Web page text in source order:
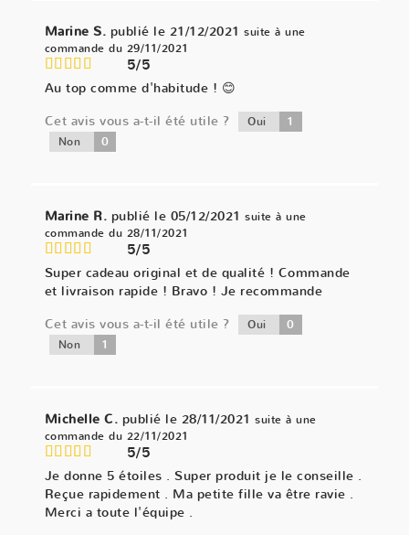
Marine S. publié le 21/12/2021 suite à une
commande du 29/11/2021
5/5
Au top comme d'habitude ! 😊
Cet avis vous a-t-il été utile ?
Oui 1
Non 0
Marine R. publié le 05/12/2021 suite à une
commande du 28/11/2021
5/5
Super cadeau original et de qualité ! Commande
et livraison rapide ! Bravo ! Je recommande
Cet avis vous a-t-il été utile ?
Oui 0
Non 1
Michelle C. publié le 28/11/2021 suite à une
commande du 22/11/2021
5/5
Je donne 5 étoiles . Super produit je le conseille .
Reçue rapidement . Ma petite fille va être ravie .
Merci a toute l'équipe .